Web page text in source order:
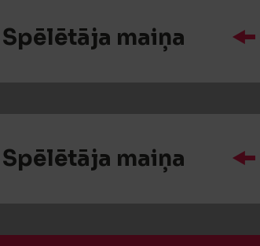
Spēlētāja maiņa
Spēlētāja maiņa